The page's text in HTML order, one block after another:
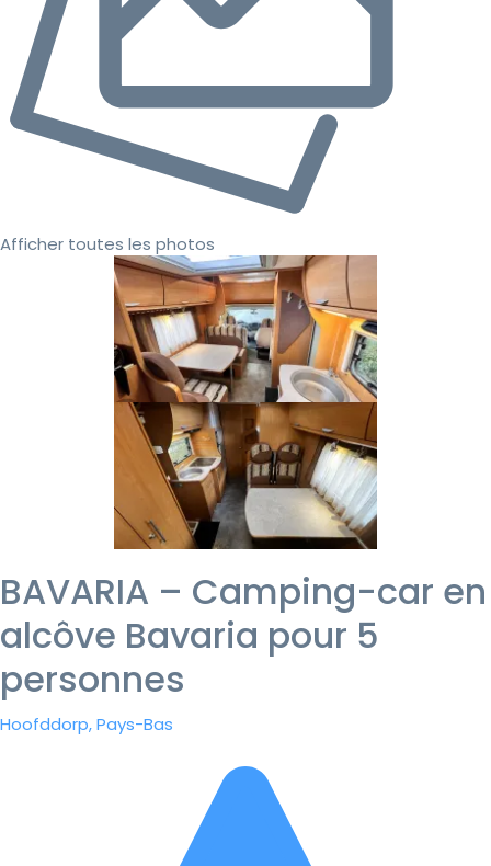
Afficher toutes les photos
BAVARIA – Camping-car en
alcôve Bavaria pour 5
personnes
Hoofddorp, Pays-Bas